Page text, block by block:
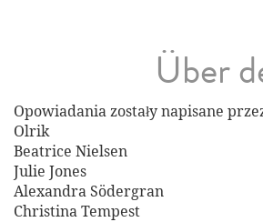
Über
Opowiadania zostały napisane
Olrik
Beatrice Nielsen
Julie Jones
Alexandra Södergran
Christina Tempest